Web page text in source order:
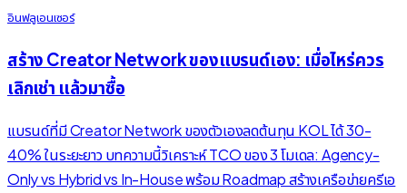
อินฟลูเอนเซอร์
สร้าง Creator Network ของแบรนด์เอง: เมื่อไหร่ควร
เลิกเช่า แล้วมาซื้อ
แบรนด์ที่มี Creator Network ของตัวเองลดต้นทุน KOL ได้ 30-
40% ในระยะยาว บทความนี้วิเคราะห์ TCO ของ 3 โมเดล: Agency-
Only vs Hybrid vs In-House พร้อม Roadmap สร้างเครือข่ายครีเอ